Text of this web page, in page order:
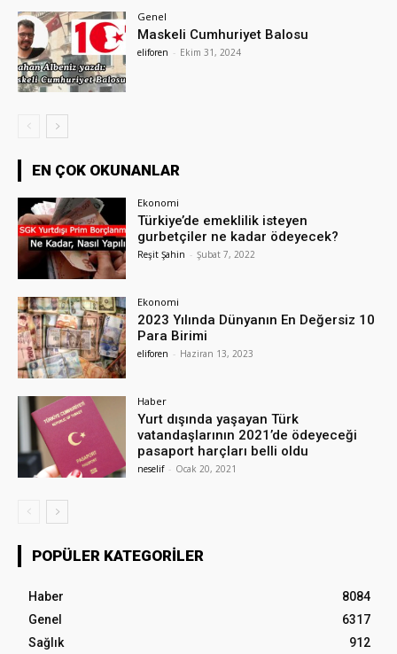
Genel
Maskeli Cumhuriyet Balosu
eliforen - Ekim 31, 2024
EN ÇOK OKUNANLAR
Ekonomi
Türkiye’de emeklilik isteyen
gurbetçiler ne kadar ödeyecek?
Reşit Şahin - Şubat 7, 2022
Ekonomi
2023 Yılında Dünyanın En Değersiz 10
Para Birimi
eliforen - Haziran 13, 2023
Haber
Yurt dışında yaşayan Türk
vatandaşlarının 2021’de ödeyeceği
pasaport harçları belli oldu
neselif - Ocak 20, 2021
POPÜLER KATEGORILER
Haber
8084
Genel
6317
Sağlık
912